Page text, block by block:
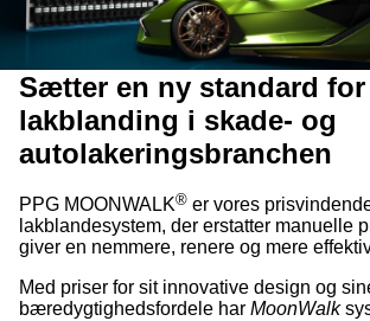
Sætter en ny standard for
lakblanding i skade- og
autolakeringsbranchen
PPG MOONWALK® er vores
lakblandesystem, der erstatter manuelle
giver en nemmere, renere og mere
Med priser for sit innovative design og
bæredygtighedsfordele har MoonWalk